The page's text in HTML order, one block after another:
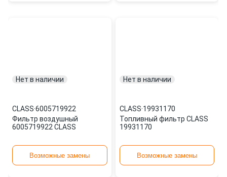
Нет в наличии
CLASS·6005719922
Фильтр воздушный
6005719922 CLASS
Возможные замены
Нет в наличии
CLASS·19931170
Топливный фильтр CLASS
19931170
Возможные замены